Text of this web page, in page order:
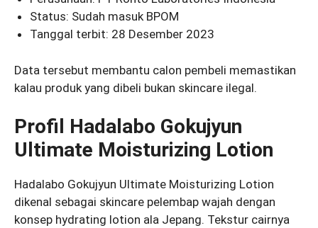
Status: Sudah masuk BPOM
Tanggal terbit: 28 Desember 2023
Data tersebut membantu calon pembeli memastikan
kalau produk yang dibeli bukan skincare ilegal.
Profil Hadalabo Gokujyun
Ultimate Moisturizing Lotion
Hadalabo Gokujyun Ultimate Moisturizing Lotion
dikenal sebagai skincare pelembap wajah dengan
konsep hydrating lotion ala Jepang. Tekstur cairnya